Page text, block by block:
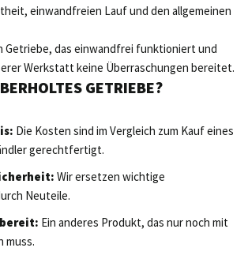
einwandfreien Lauf und den allgemeinen
Getriebe, das einwandfrei funktioniert und
Werkstatt keine Überraschungen bereitet.
GETRIEBE?
Die Kosten sind im Vergleich zum Kauf eines
gerechtfertigt.
Wir ersetzen wichtige
Neuteile.
Ein anderes Produkt, das nur noch mit
muss.